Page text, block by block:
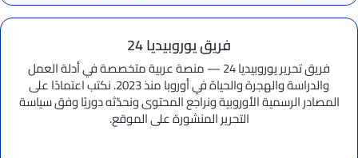
فريق يوروبيديا 24
فريق تحرير يوروبيديا 24 — منصة عربية متخصصة في أدلة العمل
والدراسة والهجرة والحياة في أوروبا منذ 2023. نكتب اعتمادًا على
المصادر الرسمية الأوروبية ونراجع المحتوى ونحدّثه دوريًا وفق سياسة
التحرير المنشورة على الموقع.